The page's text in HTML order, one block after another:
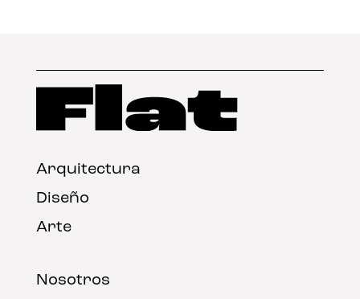
Arquitectura
Diseño
Arte
Nosotros